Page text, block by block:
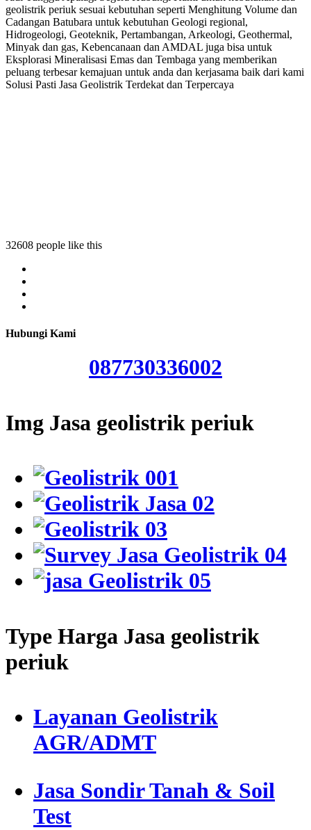
geolistrik periuk sesuai kebutuhan seperti Menghitung Volume dan
Cadangan Batubara untuk kebutuhan Geologi regional,
Hidrogeologi, Geoteknik, Pertambangan, Arkeologi, Geothermal,
Minyak dan gas, Kebencanaan dan AMDAL juga bisa untuk
Eksplorasi Mineralisasi Emas dan Tembaga yang memberikan
peluang terbesar kemajuan untuk anda dan kerjasama baik dari kami
Solusi Pasti Jasa Geolistrik Terdekat dan Terpercaya
32608 people like this
Hubungi Kami
087730336002
Img Jasa geolistrik periuk
Type Harga Jasa geolistrik
periuk
Layanan Geolistrik
AGR/ADMT
Jasa Sondir Tanah & Soil
Test